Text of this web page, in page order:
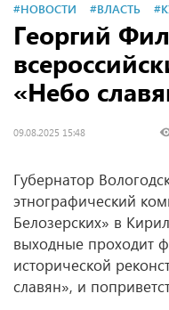
#НОВОСТИ #ВЛАСТЬ
Георгий
«Небо
09.08.2025 15:48
Губернатор
этнографический
Белозерских» в
выходные проходит
исторической
славян», и